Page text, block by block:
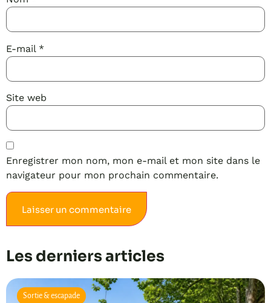
E-mail *
Site web
Enregistrer mon nom, mon e-mail et mon site dans le
navigateur pour mon prochain commentaire.
Les derniers articles
Sortie & escapade